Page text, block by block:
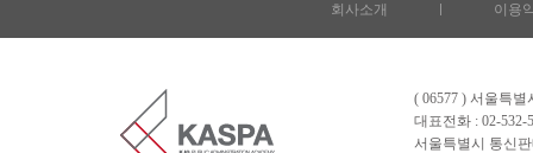
회사소개 이용
( 06577 ) 서울특
대표전화 : 02-532-
서울특별시 통신